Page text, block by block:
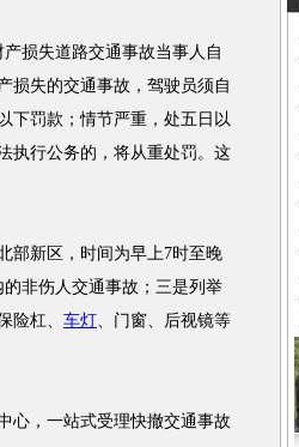
损失道路交通事故当事人自
损失的交通事故 ，驾驶员须自
下罚款；情节严重，处五日以
执行公务的，将从重处罚。这
新区，时间为早上7时至晚
的非伤人交通事故 ；三是列举
险杠、 车灯、门窗、后视镜等
心，一站式受理快撤交通事故